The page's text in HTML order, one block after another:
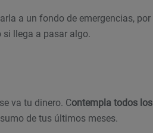
a un fondo de emergencias, por
si llega a pasar algo.
va tu dinero. Contempla todos los
de tus últimos meses.